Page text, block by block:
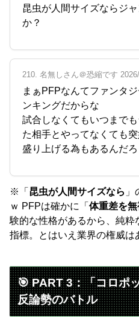
昆虫が人間サイズならジ
か？
210. 名無しさん＠恐縮です
まぁPFPなんてファンタ
ンキングだからな
試合しなくてもいつまで
た相手とやってなくても
盛り上げる為もあるんだ
※「 昆虫が人間サイズなら
ｗ PFPは確かに「 体重差を
験的な性格があるから、純粋
指標。とはいえ業界の権威は
🎯 PART 3：「コロポ
反論勢のバトル